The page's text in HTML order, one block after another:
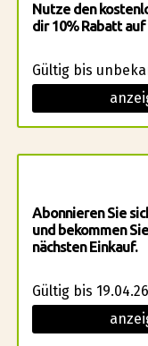
Nutze den
dir 10% Rabatt
Gültig bis
Abonnieren Sie
und bekommen
nächsten Einkauf.
Gültig bis